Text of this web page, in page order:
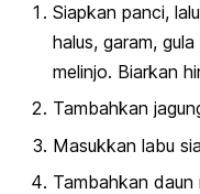
Siapkan panci,
halus, garam,
melinjo. Biarkan
Tambahkan
Masukkan labu
Tambahkan daun